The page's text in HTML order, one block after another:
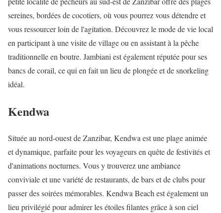
sereines, bordées de cocotiers, où vous pourrez vous détendre et
vous ressourcer loin de l'agitation. Découvrez le mode de vie local
en participant à une visite de village ou en assistant à la pêche
traditionnelle en boutre. Jambiani est également réputée pour ses
bancs de corail, ce qui en fait un lieu de plongée et de snorkeling
idéal.
Kendwa
Située au nord-ouest de Zanzibar, Kendwa est une plage animée
et dynamique, parfaite pour les voyageurs en quête de festivités et
d'animations nocturnes. Vous y trouverez une ambiance
conviviale et une variété de restaurants, de bars et de clubs pour
passer des soirées mémorables. Kendwa Beach est également un
lieu privilégié pour admirer les étoiles filantes grâce à son ciel